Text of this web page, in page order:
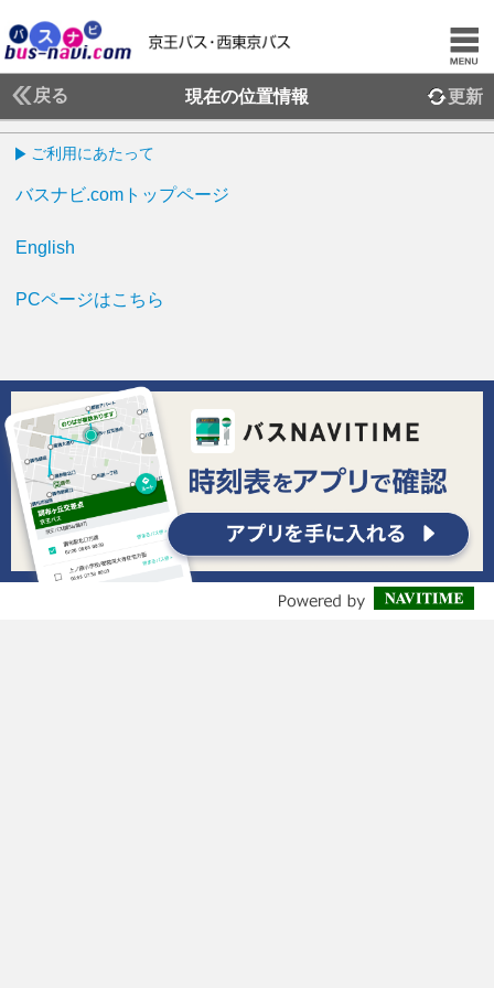
戻る 現在の位置情報 更新
ご利用にあたって
バスナビ.comトップページ
English
PCページはこちら